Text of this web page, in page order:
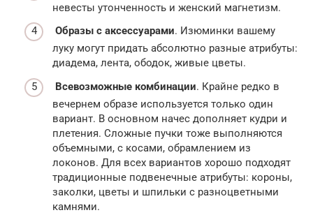
невесты утонченность и женский магнетизм.
Образы с аксессуарами. Изюминки вашему
луку могут придать абсолютно разные атрибуты:
диадема, лента, ободок, живые цветы.
Всевозможные комбинации. Крайне редко в
вечернем образе используется только один
вариант. В основном начес дополняет кудри и
плетения. Сложные пучки тоже выполняются
объемными, с косами, обрамлением из
локонов. Для всех вариантов хорошо подходят
традиционные подвенечные атрибуты: короны,
заколки, цветы и шпильки с разноцветными
камнями.